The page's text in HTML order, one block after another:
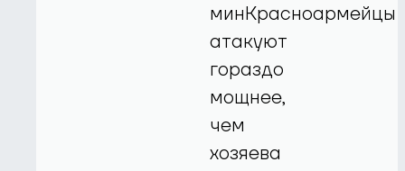
минКрасноармейцы
атакуют
гораздо
мощнее,
чем
хозяева